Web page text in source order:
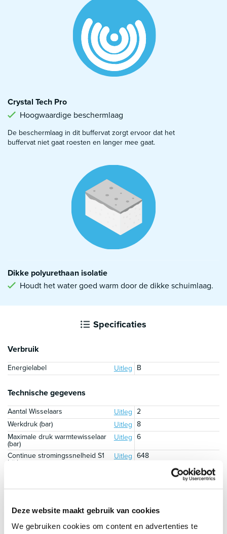
Deze website maakt gebruik van cookies
We gebruiken cookies om content en advertenties te
Crystal Tech Pro
Hoogwaardige beschermlaag
De beschermlaag in dit buffervat zorgt ervoor dat het
buffervat niet gaat roesten en langer mee gaat.
Dikke polyurethaan isolatie
Houdt het water goed warm door de dikke schuimlaag.
Specificaties
Verbruik
Energielabel Uitleg B
Technische gegevens
Aantal Wisselaars Uitleg 2
Werkdruk (bar)
Uitleg 8
Maximale druk warmtewisselaar
(bar)
Uitleg 6
Continue stromingssnelheid S1
bij heet water
Uitleg 648
Maximale bedrijfstemperatuur
(graden Celcius) (°C)
Uitleg
Magnesium anode
Uitleg Ja